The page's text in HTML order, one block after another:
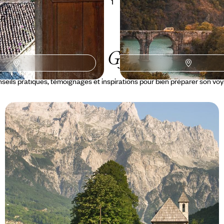
Le Guide Gjirokaster
pratiques, témoignages et inspirations pour bien préparer son